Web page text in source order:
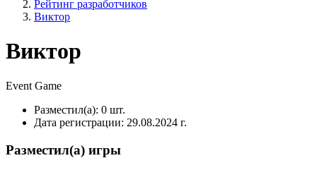
Рейтинг разработчиков
Виктор
Виктор
Event Game
Разместил(а): 0 шт.
Дата регистрации: 29.08.2024 г.
Разместил(а) игры